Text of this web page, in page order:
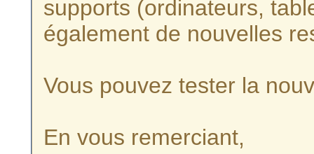
supports (ordinateurs,
également de nouvelles
Vous pouvez tester la
En vous remerciant,